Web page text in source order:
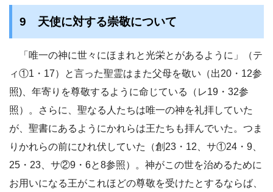
9 天使に対する崇敬について
「唯一の神に世々にほまれと光栄とがあるように」（テ
ィ①1・17）と言った聖霊はまた父母を敬い（出20・12参
照)、年寄りを尊敬するように命じている（レ19・32参
照）。さらに、聖なる人たちは唯一の神を礼拝していた
が、聖書にあるようにかれらは王たちも拝んでいた。つま
りかれらの前にひれ伏していた（創23・12、サ①24・9、
25・23、サ②9・6と8参照）。神がこの世を治めるために
お用いになる王がこれほどの尊敬を受けたとするならば、